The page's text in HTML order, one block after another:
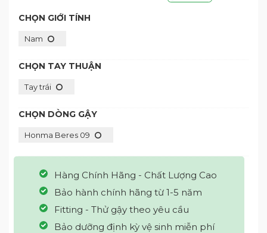
CHỌN GIỚI TÍNH
Nam
CHỌN TAY THUẬN
Tay trái
CHỌN DÒNG GẬY
Honma Beres 09
Hàng Chính Hãng - Chất Lượng Cao
Bảo hành chính hãng từ 1-5 năm
Fitting - Thử gậy theo yêu cầu
Bảo dưỡng định kỳ vệ sinh miễn phí